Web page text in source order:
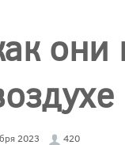
2023 420